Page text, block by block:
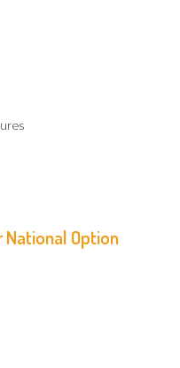
Option